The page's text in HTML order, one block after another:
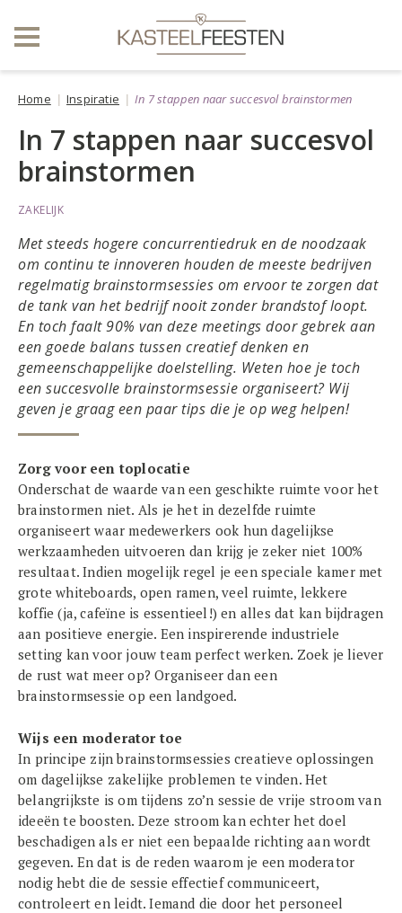
Home Inspiratie In 7 stappen naar succesvol brainstormen
In 7 stappen naar succesvol
brainstormen
ZAKELIJK
Met steeds hogere concurrentiedruk en de noodzaak
om continu te innoveren houden de meeste bedrijven
regelmatig brainstormsessies om ervoor te zorgen dat
de tank van het bedrijf nooit zonder brandstof loopt.
En toch faalt 90% van deze meetings door gebrek aan
een goede balans tussen creatief denken en
gemeenschappelijke doelstelling. Weten hoe je toch
een succesvolle brainstormsessie organiseert? Wij
geven je graag een paar tips die je op weg helpen!
Zorg voor een toplocatie
Onderschat de waarde van een geschikte ruimte voor het
brainstormen niet. Als je het in dezelfde ruimte
organiseert waar medewerkers ook hun dagelijkse
werkzaamheden uitvoeren dan krijg je zeker niet 100%
resultaat. Indien mogelijk regel je een speciale kamer met
grote whiteboards, open ramen, veel ruimte, lekkere
koffie (ja, cafeïne is essentieel!) en alles dat kan bijdragen
aan positieve energie. Een inspirerende industriele
setting kan voor jouw team perfect werken. Zoek je liever
de rust wat meer op? Organiseer dan een
brainstormsessie op een landgoed.
Wijs een moderator toe
In principe zijn brainstormsessies creatieve oplossingen
om dagelijkse zakelijke problemen te vinden. Het
belangrijkste is om tijdens zo’n sessie de vrije stroom van
ideeën te boosten. Deze stroom kan echter het doel
beschadigen als er niet een bepaalde richting aan wordt
gegeven. En dat is de reden waarom je een moderator
nodig hebt die de sessie effectief communiceert,
controleert en leidt. Iemand die door het personeel